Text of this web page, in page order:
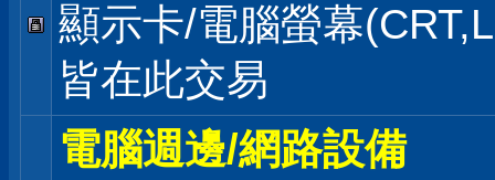
顯示卡/電腦螢幕
皆在此交易
電腦週邊/網路設備